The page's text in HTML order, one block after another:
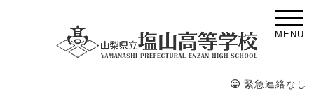
MENU
緊急連絡なし